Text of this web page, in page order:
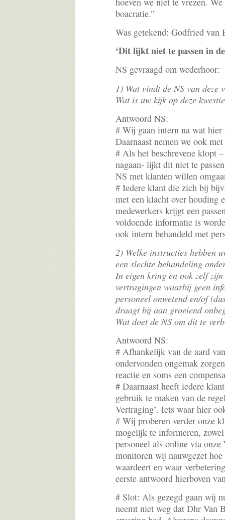
boacratie.”
Was getekend: Godfried van
‘Dit lijkt niet te passen in
NS gevraagd om wederhoor:
1) Wat vindt de NS van
Wat is uw kijk op deze
Antwoord NS:
# Wij gaan intern na wat
Daarnaast nemen we ook
# Als het beschrevene klopt
nagaan- lijkt dit niet te
NS met klanten willen
# Iedere klant die zich bij
met een klacht over houding
medewerkers krijgt een
voldoende informatie is
ook intern behandeld met
2) Welke instructies hebben
een slechte behandeling
In eigen kring en ook zelf
vertragingen waarbij geen
personeel onwetend en/of
draagt bij aan groeiend
Wat doet de NS om dit te
Antwoord NS:
# Afhankelijk van de aard
ondervonden ongemak
reactie en soms een
# Daarnaast heeft iedere
gebruik te maken van de
Vertraging’. Iets waar hier
# Wij proberen verder onze
mogelijk te informeren,
personeel als online via
monitoren wij nauwgezet
waardeert en waar
eerste antwoord hierboven
# Slot: Als gezegd gaan wij
neemt niet weg dat Dhr Van